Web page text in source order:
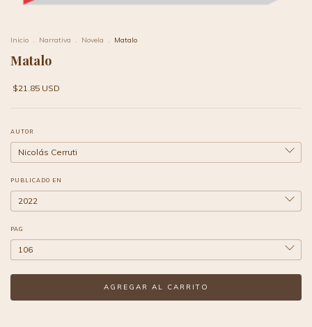
Inicio . Narrativa . Novela . Matalo
Matalo
$21.85 USD
AUTOR
PUBLICADO EN
PAG